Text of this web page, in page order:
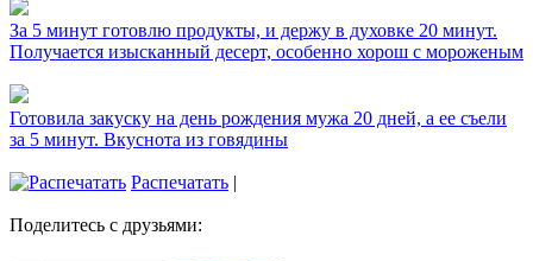
За 5 минут готовлю продукты, и держу в духовке 20 минут.
Получается изысканный десерт, особенно хорош с мороженым
Готовила закуску на день рождения мужа 20 дней, а ее съели
за 5 минут. Вкуснота из говядины
Распечатать |
Поделитесь с друзьями: